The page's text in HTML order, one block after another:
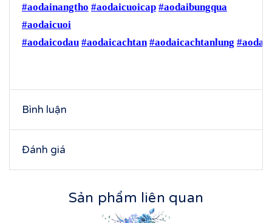
#aodainangtho #aodaicuoicap #aodaibungqua
#aodaicuoi
#aodaicodau #aodaicachtan #aodaicachtanlung
Bình luận
Đánh giá
Sản phẩm liên quan